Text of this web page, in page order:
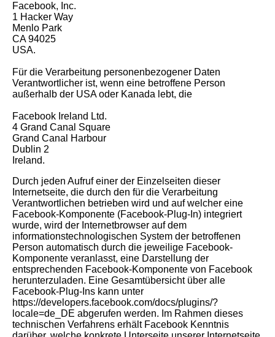
Facebook, Inc.
1 Hacker Way
Menlo Park
CA 94025
USA.
Für die Verarbeitung personenbezogener Daten
Verantwortlicher ist, wenn eine betroffene Person
außerhalb der USA oder Kanada lebt, die
Facebook Ireland Ltd.
4 Grand Canal Square
Grand Canal Harbour
Dublin 2
Ireland.
Durch jeden Aufruf einer der Einzelseiten dieser
Internetseite, die durch den für die Verarbeitung
Verantwortlichen betrieben wird und auf welcher eine
Facebook-Komponente (Facebook-Plug-In) integriert
wurde, wird der Internetbrowser auf dem
informationstechnologischen System der betroffenen
Person automatisch durch die jeweilige Facebook-
Komponente veranlasst, eine Darstellung der
entsprechenden Facebook-Komponente von Facebook
herunterzuladen. Eine Gesamtübersicht über alle
Facebook-Plug-Ins kann unter
https://developers.facebook.com/docs/plugins/?
locale=de_DE abgerufen werden. Im Rahmen dieses
technischen Verfahrens erhält Facebook Kenntnis